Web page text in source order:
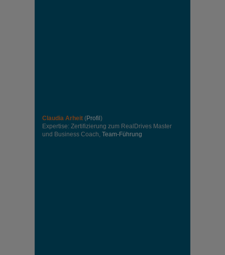
Claudia Arheit (Profil )
Expertise: Zertifizierung zum RealDrives Master
und Business Coach, Team-Führung